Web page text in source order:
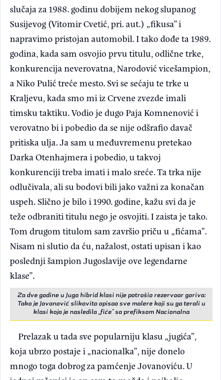
slučaja za 1988. godinu dobijem nekog slupanog
Susijevog (Vitomir Cvetić, pri. aut.) „fikusa” i
napravimo pristojan automobil. I tako dođe ta 1989.
godina, kada sam osvojio prvu titulu, odlične trke,
konkurencija neverovatna, Narodović vicešampion,
a Niko Pulić treće mesto. Svi se sećaju te trke u
Kraljevu, kada smo mi iz Crvene zvezde imali
timsku taktiku. Vodio je dugo Paja Komnenović i
verovatno bi i pobedio da se nije odšrafio davač
pritiska ulja. Ja sam u međuvremenu pretekao
Darka Otenhajmera i pobedio, u takvoj
konkurenciji treba imati i malo sreće. Ta trka nije
odlučivala, ali su bodovi bili jako važni za konačan
uspeh. Slično je bilo i 1990. godine, kažu svi da je
teže odbraniti titulu nego je osvojiti. I zaista je tako.
Tom drugom titulom sam završio priču u „fićama”.
Nisam ni slutio da ću, nažalost, ostati upisan i kao
poslednji šampion Jugoslavije ove legendarne
klase”.
Za dve godine u Jugo hibrid klasi nije potrošio rezervoar goriva:
Tako je Jovanović slikovito opisao sve malere koji su ga terali u
klasi koja je nasledila „fiće” sa prefiksom Nacionalna
Prelazak u tada sve popularniju klasu „jugića”,
koja ubrzo postaje i „nacionalka”, nije donelo
mnogo toga dobrog za pamćenje Jovanoviću. U